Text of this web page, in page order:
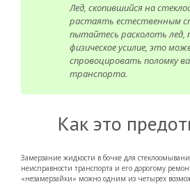
Лед, скопившийся на
растаять естественным
пытайтесь расколоть лед,
физическое усилие, это
спровоцировать поломку
транспорта.
Как это
Замерзание жидкости в бочке для
неисправности транспорта и его дорогому
«незамерзайки» можно одним из четырех